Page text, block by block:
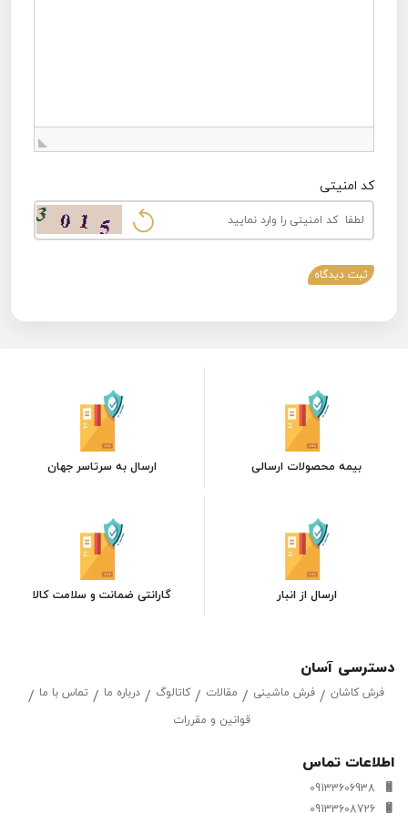
کد امنیتی
ثبت دیدگاه
بیمه محصولات ارسالی ارسال به سرتاسر جهان
ارسال از انبار گارانتی ضمانت و سلامت کالا
دسترسی آسان
فرش کاشان فرش ماشینی مقالات کاتالوگ درباره ما
تماس با ما
قوانین و مقررات
اطلاعات تماس
09133606938
09133608726